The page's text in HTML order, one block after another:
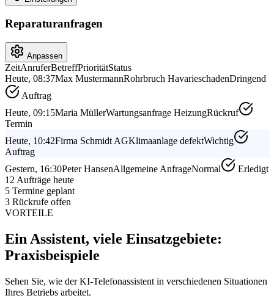
Reparaturanfragen
Anpassen
ZeitAnruferBetreffPrioritätStatus
Heute, 08:37Max MustermannRohrbruch HavarieschadenDringend
Auftrag
Heute, 09:15Maria MüllerWartungsanfrage HeizungRückruf
Termin
Heute, 10:42Firma Schmidt AGKlimaanlage defektWichtig
Auftrag
Gestern, 16:30Peter HansenAllgemeine AnfrageNormal
Erledigt
12 Aufträge heute
5 Termine geplant
3 Rückrufe offen
VORTEILE
Ein Assistent, viele Einsatzgebiete:
Praxisbeispiele
Sehen Sie, wie der KI-Telefonassistent in verschiedenen Situationen
Ihres Betriebs arbeitet.